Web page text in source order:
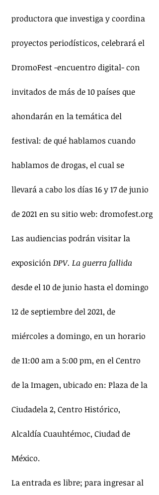
productora que investiga y coordina
proyectos periodísticos, celebrará el
DromoFest -encuentro digital- con
invitados de más de 10 países que
ahondarán en la temática del
festival: de qué hablamos cuando
hablamos de drogas, el cual se
llevará a cabo los días 16 y 17 de junio
de 2021 en su sitio web: dromofest.org
Las audiencias podrán visitar la
exposición DPV. La guerra fallida
desde el 10 de junio hasta el domingo
12 de septiembre del 2021, de
miércoles a domingo, en un horario
de 11:00 am a 5:00 pm, en el Centro
de la Imagen, ubicado en: Plaza de la
Ciudadela 2, Centro Histórico,
Alcaldía Cuauhtémoc, Ciudad de
México.
La entrada es libre; para ingresar al